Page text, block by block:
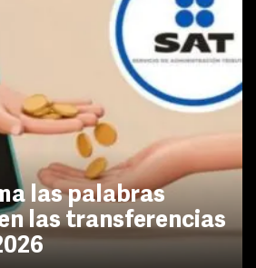
las palabras
las transferencias